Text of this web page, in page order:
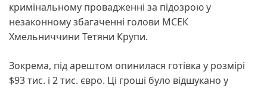
кримінальному провадженні за підозрою у
незаконному збагаченні голови МСЕК
Хмельниччини Тетяни Крупи.
Зокрема, під арештом опинилася готівка у розмірі
$93 тис. і 2 тис. євро. Ці гроші було відшукано у